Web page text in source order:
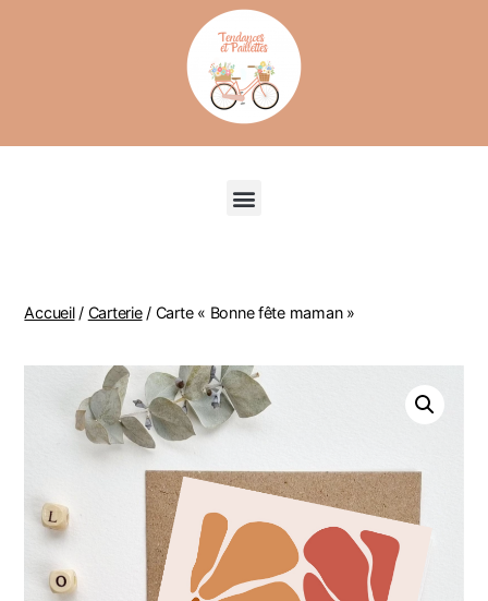
Accueil/ Carterie/ Carte « Bonne fête maman »